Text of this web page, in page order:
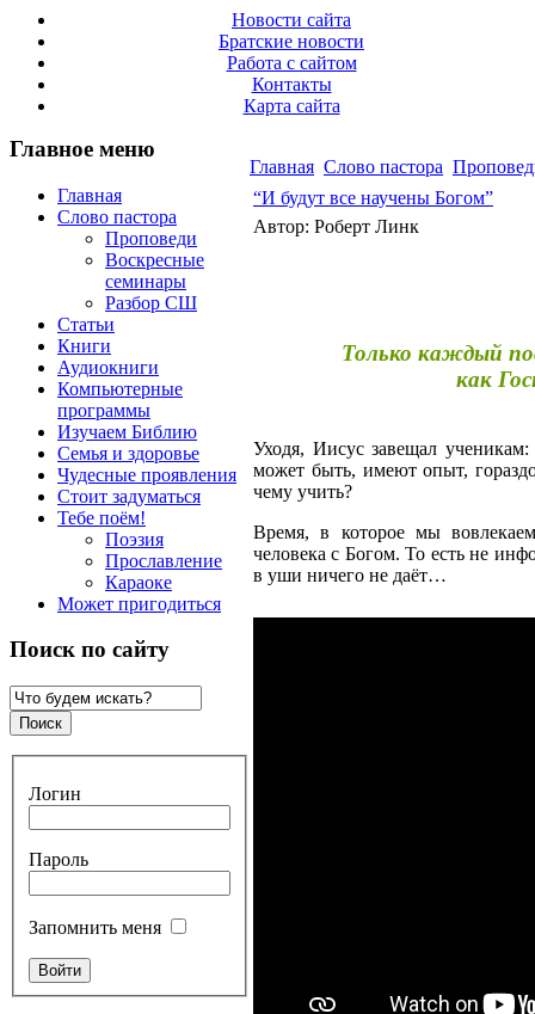
Новости сайта
Братские новости
Работа с сайтом
Контакты
Карта сайта
Главное меню
Главная
Слово пастора
Проповеди
Воскресные
семинары
Разбор СШ
Статьи
Книги
Аудиокниги
Компьютерные
программы
Изучаем Библию
Семья и здоровье
Чудесные проявления
Стоит задуматься
Тебе поём!
Поэзия
Прославление
Караоке
Может пригодиться
Поиск по сайту
Логин
Пароль
Запомнить меня
Главная Слово пастора
“И будут все научены Богом”
Автор: Роберт Линк
Только каждый
как
Уходя, Иисус завещал
может быть, имеют опыт,
чему учить?
Время, в которое мы
человека с Богом. То есть не
в уши ничего не даёт…